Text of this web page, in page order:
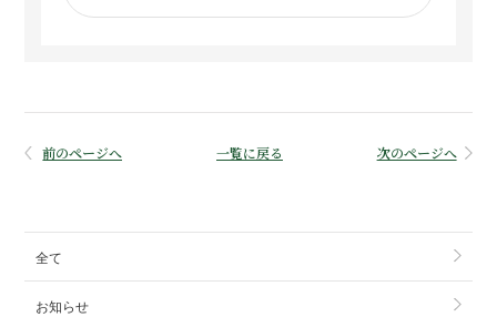
前のページへ 一覧に戻る 次のページへ
全て
お知らせ